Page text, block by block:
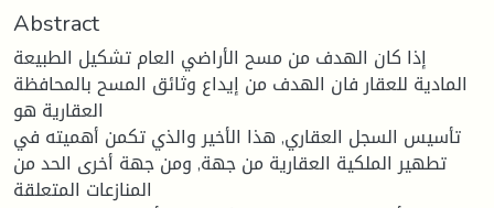
Abstract
إذا كان الهدف من مسح الأراضي العام تشكيل الطبيعة
المادية للعقار فان الهدف من إيداع وثائق المسح بالمحافظة
العقارية هو
تأسيس السجل العقاري, هذا الأخير والذي تكمن أهميته في
تطهير الملكية العقارية من جهة, ومن جهة أخرى الحد من
المنازعات المتعلقة